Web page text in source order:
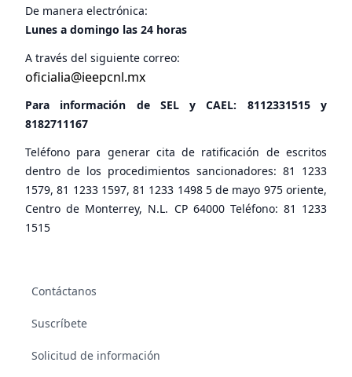
De manera electrónica:
Lunes a domingo las 24 horas
A través del siguiente correo:
oficialia@ieepcnl.mx
Para información de SEL y CAEL: 8112331515y
8182711167
Teléfono para generar cita de ratificación de escritos
dentro de los procedimientos sancionadores: 81 1233
1579, 81 1233 1597, 81 1233 1498 5 de mayo 975 oriente,
Centro de Monterrey, N.L. CP 64000 Teléfono: 81 1233
1515
Contáctanos
Suscríbete
Solicitud de información